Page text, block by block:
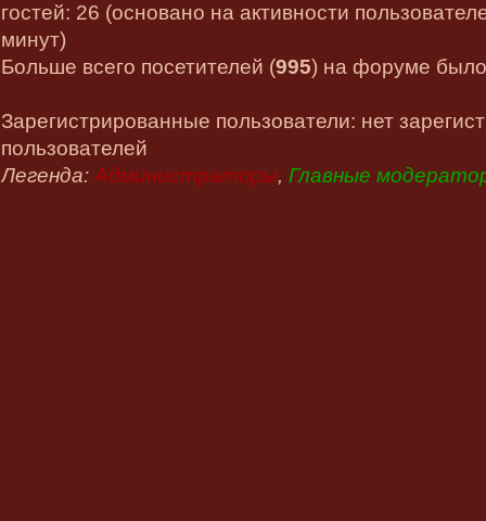
гостей: 26 (основано на активности
минут)
Больше всего посетителей (995) на форуме
Зарегистрированные пользователи: нет
пользователей
Легенда: Администраторы, Главные